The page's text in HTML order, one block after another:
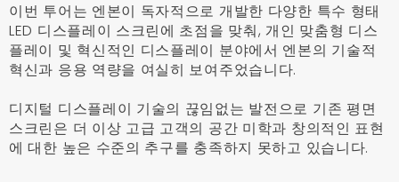
이번 투어는 엔본이 독자적으로 개발한 다양한 특수 형태
LED 디스플레이 스크린에 초점을 맞춰, 개인 맞춤형 디스
플레이 및 혁신적인 디스플레이 분야에서 엔본의 기술적
혁신과 응용 역량을 여실히 보여주었습니다.
디지털 디스플레이 기술의 끊임없는 발전으로 기존 평면
스크린은 더 이상 고급 고객의 공간 미학과 창의적인 표현
에 대한 높은 수준의 추구를 충족하지 못하고 있습니다.